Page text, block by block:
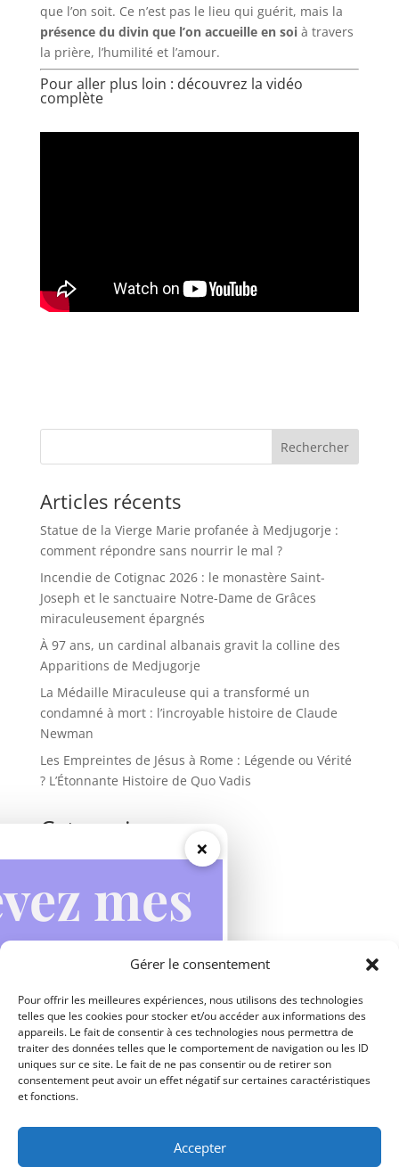
Gérer le consentement
Pour offrir les meilleures expériences, nous utilisons des technologies
telles que les cookies pour stocker et/ou accéder aux informations des
appareils. Le fait de consentir à ces technologies nous permettra de
traiter des données telles que le comportement de navigation ou les ID
uniques sur ce site. Le fait de ne pas consentir ou de retirer son
consentement peut avoir un effet négatif sur certaines caractéristiques
et fonctions.
Accepter
que l’on soit. Ce n’est pas le lieu qui guérit, mais la
présence du divin que l’on accueille en soià travers
la prière, l’humilité et l’amour.
Pour aller plus loin : découvrez la vidéo
complète
Rechercher
Articles récents
Statue de la Vierge Marie profanée à Medjugorje :
comment répondre sans nourrir le mal ?
Incendie de Cotignac 2026 : le monastère Saint-
Joseph et le sanctuaire Notre-Dame de Grâces
miraculeusement épargnés
À 97 ans, un cardinal albanais gravit la colline des
Apparitions de Medjugorje
La Médaille Miraculeuse qui a transformé un
condamné à mort : l’incroyable histoire de Claude
Newman
Les Empreintes de Jésus à Rome : Légende ou Vérité
? L’Étonnante Histoire de Quo Vadis
Categories
Actualités
Inspirations
Miracles
Vie des saints
×